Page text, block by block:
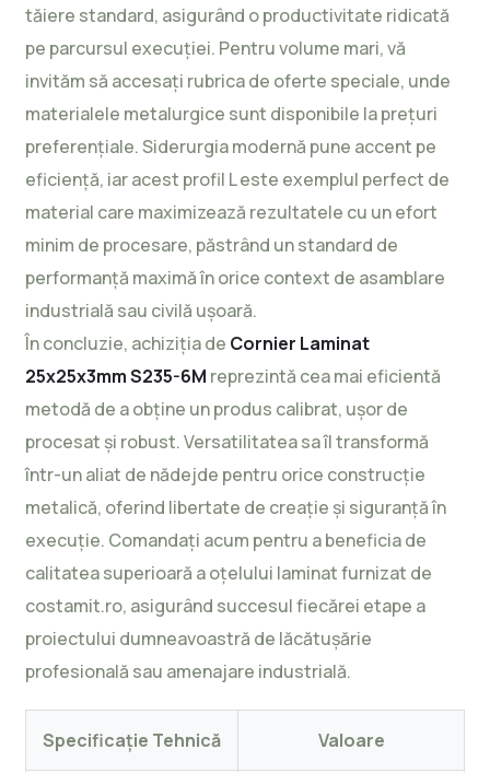
tăiere standard, asigurând o productivitate ridicată
pe parcursul execuției. Pentru volume mari, vă
invităm să accesați rubrica de oferte speciale, unde
materialele metalurgice sunt disponibile la prețuri
preferențiale. Siderurgia modernă pune accent pe
eficiență, iar acest profil L este exemplul perfect de
material care maximizează rezultatele cu un efort
minim de procesare, păstrând un standard de
performanță maximă în orice context de asamblare
industrială sau civilă ușoară.
În concluzie, achiziția de Cornier Laminat
25x25x3mm S235-6M reprezintă cea mai eficientă
metodă de a obține un produs calibrat, ușor de
procesat și robust. Versatilitatea sa îl transformă
într-un aliat de nădejde pentru orice construcție
metalică, oferind libertate de creație și siguranță în
execuție. Comandați acum pentru a beneficia de
calitatea superioară a oțelului laminat furnizat de
costamit.ro, asigurând succesul fiecărei etape a
proiectului dumneavoastră de lăcătușărie
profesională sau amenajare industrială.
Specificație Tehnică Valoare